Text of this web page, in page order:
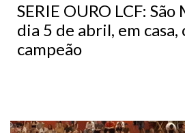
SERIE OURO LCF:
dia 5 de abril, em
campeão